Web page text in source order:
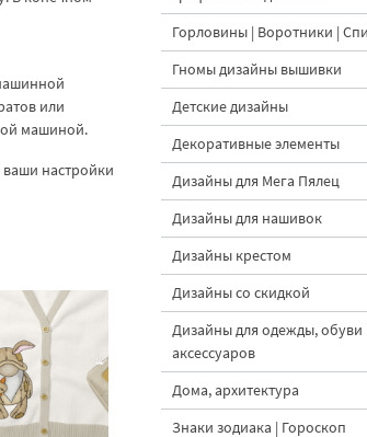
или
машиной.
ваши настройки
Горловины | Воротники |
Гномы дизайны вышивки
Детские дизайны
Декоративные элементы
Дизайны для Мега Пялец
Дизайны для нашивок
Дизайны крестом
Дизайны со скидкой
Дизайны для одежды, обуви
аксессуаров
Дома, архитектура
Знаки зодиака | Гороскоп